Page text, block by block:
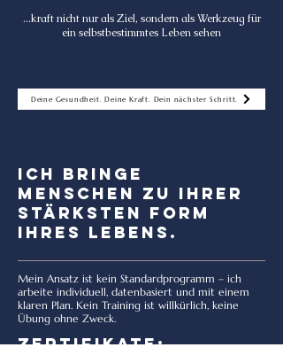
...kraft nicht nur als Ziel, sondern als Werkzeug für
ein selbstbestimmtes Leben sehen
Deine Gesundheit. Deine Kraft. Dein nächster Schritt.
Ich bringe
Menschen zu Ihrer
stärksten Form
Ihres Lebens.
Mein Ansatz ist kein Standardprogramm – ich
arbeite individuell, datenbasiert und mit einem
klaren Plan. Kein Training ist willkürlich, keine
Übung ohne Zweck.
Zertifikate: